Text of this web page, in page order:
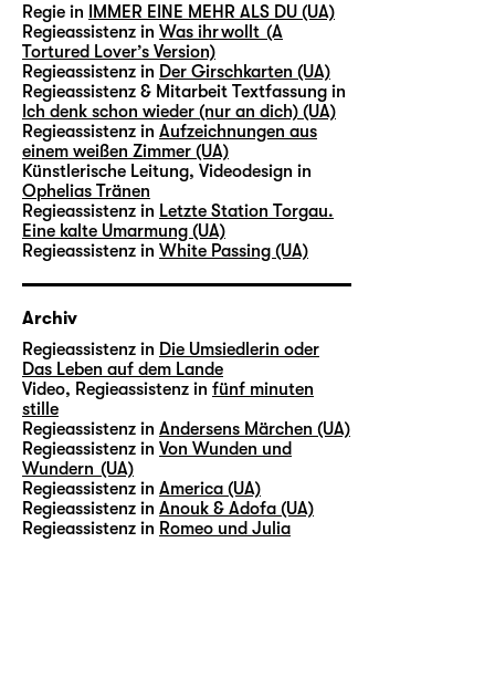
Regie in
IMMER EINE MEHR ALS DU (UA)
Regieassistenz in Was ihr wollt (A
Tortured Lover’s Version)
Regieassistenz in Der Girschkarten (UA)
Regieassistenz & Mitarbeit Textfassung in
Ich denk schon wieder (nur an dich) (UA)
Regieassistenz in Aufzeichnungen aus
einem weißen Zimmer (UA)
Künstlerische Leitung, Videodesign in
Ophelias Tränen
Regieassistenz in Letzte Station Torgau.
Eine kalte Umarmung (UA)
Regieassistenz in White Passing (UA)
Archiv
Regieassistenz in Die Umsiedlerin oder
Das Leben auf dem Lande
Video, Regieassistenz in fünf minuten
stille
Regieassistenz in Andersens Märchen (UA)
Regieassistenz in Von Wunden und
Wundern (UA)
Regieassistenz in America (UA)
Regieassistenz in Anouk & Adofa (UA)
Regieassistenz in Romeo und Julia